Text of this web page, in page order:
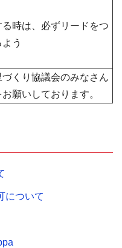
時は、必ずリードをつ
う
くり協議会のみなさん
願いしております。
について